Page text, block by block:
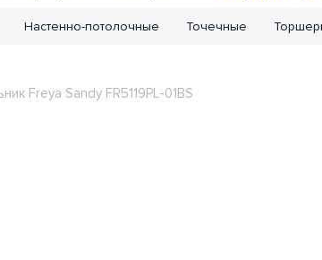
Настенно-потолочные Точечные
Freya Sandy FR5119PL-01BS